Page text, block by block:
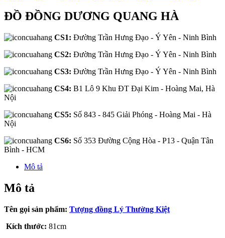
ĐỒ ĐỒNG DƯƠNG QUANG HÀ
CS1: Đường Trần Hưng Đạo - Ý Yên - Ninh Bình
CS2: Đường Trần Hưng Đạo - Ý Yên - Ninh Bình
CS3: Đường Trần Hưng Đạo - Ý Yên - Ninh Bình
CS4: B1 Lô 9 Khu ĐT Đại Kim - Hoàng Mai, Hà
Nội
CS5: Số 843 - 845 Giải Phóng - Hoàng Mai - Hà
Nội
CS6: Số 353 Đường Cộng Hòa - P13 - Quận Tân
Bình - HCM
Mô tả
Mô tả
Tên gọi sản phẩm: Tượng đồng Lý Thường Kiệt
Kích thước: 81cm